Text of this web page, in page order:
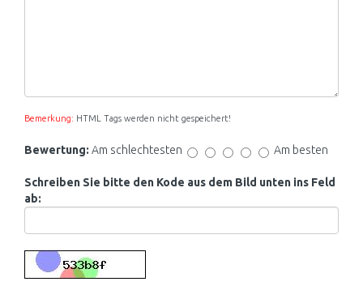
Bemerkung: HTML Tags werden nicht gespeichert!
Bewertung: Am schlechtesten Am besten
Schreiben Sie bitte den Kode aus dem Bild unten ins Feld
ab: